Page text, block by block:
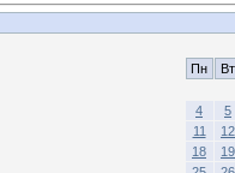
Пн Вт
4
5
11
12
18
19